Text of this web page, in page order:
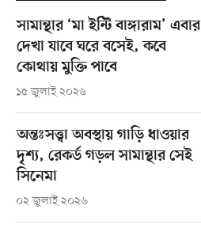
সামান্থার ‘মা ইন্টি বাঙ্গারাম’ এবার
দেখা যাবে ঘরে বসেই, কবে
কোথায় মুক্তি পাবে
১৫ জুলাই ২০২৬
অন্তঃসত্ত্বা অবস্থায় গাড়ি ধাওয়ার
দৃশ্য, রেকর্ড গড়ল সামান্থার সেই
সিনেমা
০২ জুলাই ২০২৬